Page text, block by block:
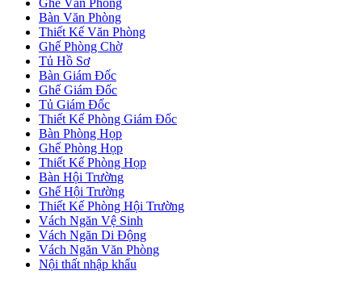
Bàn Văn Phòng
Thiết Kế Văn Phòng
Ghế Phòng Chờ
Tủ Hồ Sơ
Bàn Giám Đốc
Ghế Giám Đốc
Tủ Giám Đốc
Thiết Kế Phòng Giám Đốc
Bàn Phòng Họp
Ghế Phòng Họp
Thiết Kế Phòng Họp
Bàn Hội Trường
Ghế Hội Trường
Thiết Kế Phòng Hội Trường
Vách Ngăn Vệ Sinh
Vách Ngăn Di Động
Vách Ngăn Văn Phòng
Nội thất nhập khẩu